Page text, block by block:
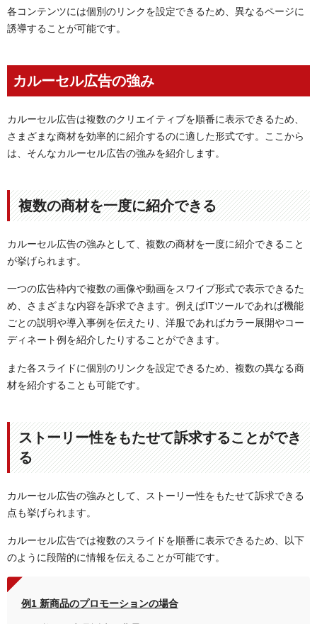
各コンテンツには個別のリンクを設定できるため、異なるページに
誘導することが可能です。
カルーセル広告の強み
カルーセル広告は複数のクリエイティブを順番に表示できるため、
さまざまな商材を効率的に紹介するのに適した形式です。ここから
は、そんなカルーセル広告の強みを紹介します。
複数の商材を一度に紹介できる
カルーセル広告の強みとして、複数の商材を一度に紹介できること
が挙げられます。
一つの広告枠内で複数の画像や動画をスワイプ形式で表示できるた
め、さまざまな内容を訴求できます。例えばITツールであれば機能
ごとの説明や導入事例を伝えたり、洋服であればカラー展開やコー
ディネート例を紹介したりすることができます。
また各スライドに個別のリンクを設定できるため、複数の異なる商
材を紹介することも可能です。
ストーリー性をもたせて訴求することができ
る
カルーセル広告の強みとして、ストーリー性をもたせて訴求できる
点も挙げられます。
カルーセル広告では複数のスライドを順番に表示できるため、以下
のように段階的に情報を伝えることが可能です。
例1 新商品のプロモーションの場合